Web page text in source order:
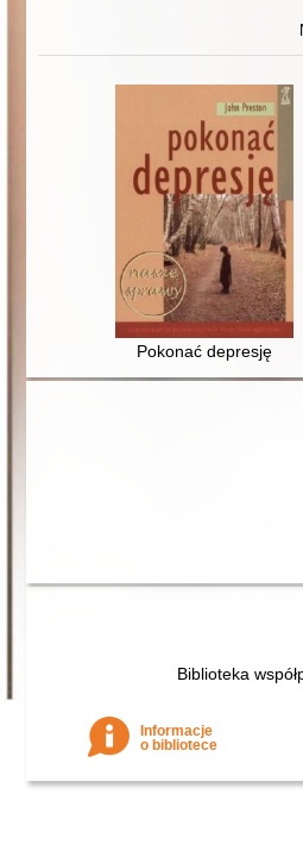
Pokonać depresję
Biblioteka
Informacje
o bibliotece